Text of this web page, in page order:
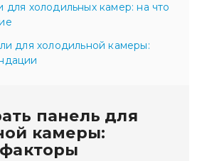
холодильных камер: на что
для холодильной камеры:
панель для
камеры: